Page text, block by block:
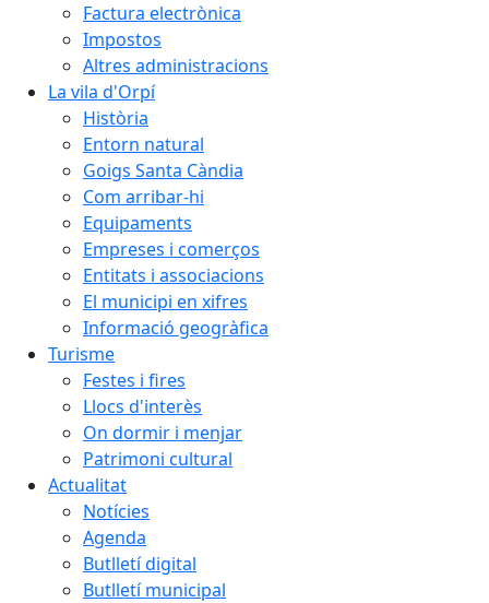
Factura electrònica
Impostos
Altres administracions
La vila d'Orpí
Història
Entorn natural
Goigs Santa Càndia
Com arribar-hi
Equipaments
Empreses i comerços
Entitats i associacions
El municipi en xifres
Informació geogràfica
Turisme
Festes i fires
Llocs d'interès
On dormir i menjar
Patrimoni cultural
Actualitat
Notícies
Agenda
Butlletí digital
Butlletí municipal